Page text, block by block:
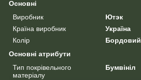
Основні
Виробник
Ютэк
Країна виробник
Україна
Колір
Бордовий
Основні атрибути
Тип покрівельного
матеріалу
Бумвініл